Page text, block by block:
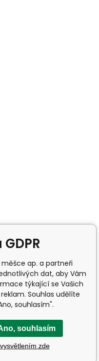
měšce ap. a partneři
dat, aby Vám
týkající se Vašich
Souhlas udělíte
souhlasím".
souhlasím
zde